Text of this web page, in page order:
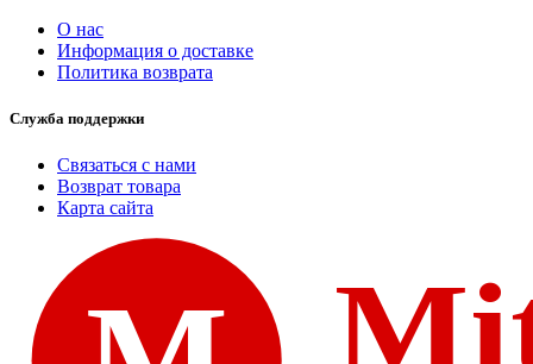
О нас
Информация о доставке
Политика возврата
Служба поддержки
Связаться с нами
Возврат товара
Карта сайта